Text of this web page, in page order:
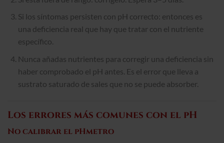
Si los síntomas persisten con pH correcto: entonces es
una deficiencia real que hay que tratar con el nutriente
específico.
Nunca añadas nutrientes para corregir una deficiencia sin
haber comprobado el pH antes. Es el error que lleva a
sustrato saturado de sales que no se puede absorber.
Los errores más comunes con el pH
No calibrar el pHmetro